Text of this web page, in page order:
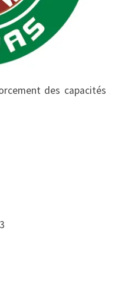
des capacités